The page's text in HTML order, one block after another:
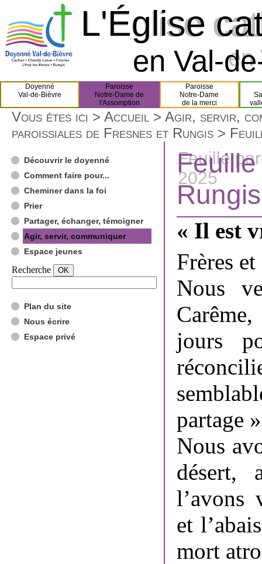
L'Église
L'Église
en
en Val-
Doyenné
Val-de-Bièvre
Paroisse
Notre-Dame de
l'Assomption
Paroisse
Notre-Dame
de la merci
Vous êtes ici > Accueil > Agir, servir,
paroissiales de Fresnes et Rungis >
Découvrir le doyenné
Comment faire pour...
Cheminer dans la foi
Prier
Partager, échanger, témoigner
Agir, servir, communiquer
Espace jeunes
Recherche
Plan du site
Nous écrire
Espace privé
Feuille
2025
« Il est
Frères
Nous
jours
partage
Nous
désert,
l’avons
et
mort